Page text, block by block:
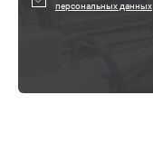
персональных данных